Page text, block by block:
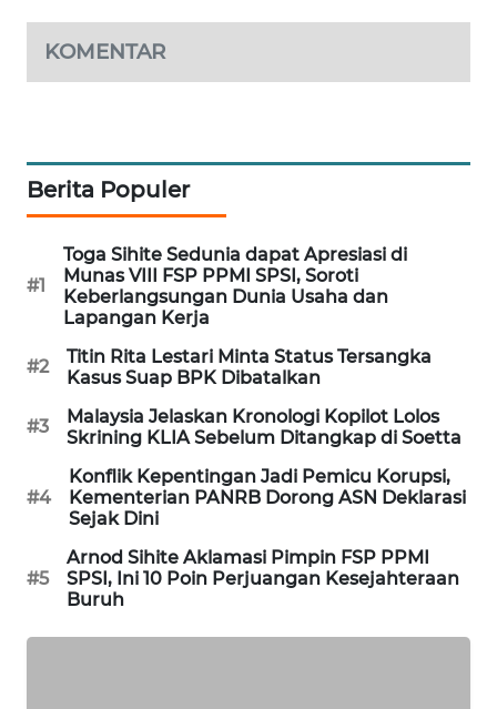
KOMENTAR
Berita Populer
#1
Toga Sihite Sedunia dapat Apresiasi di
Munas VIII FSP PPMI SPSI, Soroti
Keberlangsungan Dunia Usaha dan
Lapangan Kerja
#2
Titin Rita Lestari Minta Status Tersangka
Kasus Suap BPK Dibatalkan
#3
Malaysia Jelaskan Kronologi Kopilot Lolos
Skrining KLIA Sebelum Ditangkap di Soetta
#4
Konflik Kepentingan Jadi Pemicu Korupsi,
Kementerian PANRB Dorong ASN Deklarasi
Sejak Dini
#5
Arnod Sihite Aklamasi Pimpin FSP PPMI
SPSI, Ini 10 Poin Perjuangan Kesejahteraan
Buruh
WAHANA
KONSUMEN
LISTRIK
MASYARAKAT
KELISTRIKAN
WALINKI
ID
MAWAKA
MARTABAT
NET
PLN